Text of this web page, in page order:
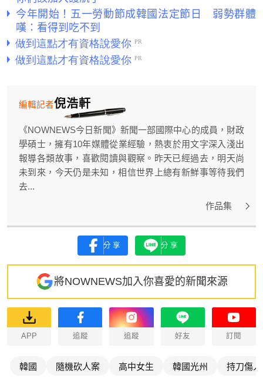
今年開始！五一勞動節成韓國法定節日 弱勢群體
嘆：看得到吃不到
倪浩軒
編輯記者
《NOWNEWS今日新聞》新聞一部國際中心的成員，財政
學碩士，擁有10年媒體從業經驗，熱衷於用文字深入淺出
報導各類故事，喜歡閱讀與觀察。昨天已經過去，明天尚
未到來，今天仍是未知，相信世界上總有新鮮事等待我們
去...
作品集
分享 分享
將NOWNEWS加入你喜愛的新聞來源
APP 追蹤 追蹤 好友 訂閱
韓國 隨機砍人案 高中女生 韓國光州 持刀傷人